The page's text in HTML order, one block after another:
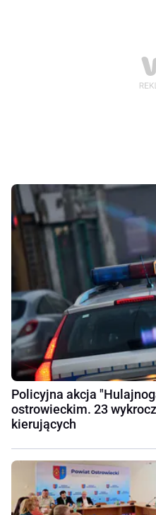
Policyjna akcja
ostrowieckim. 23
kierujących